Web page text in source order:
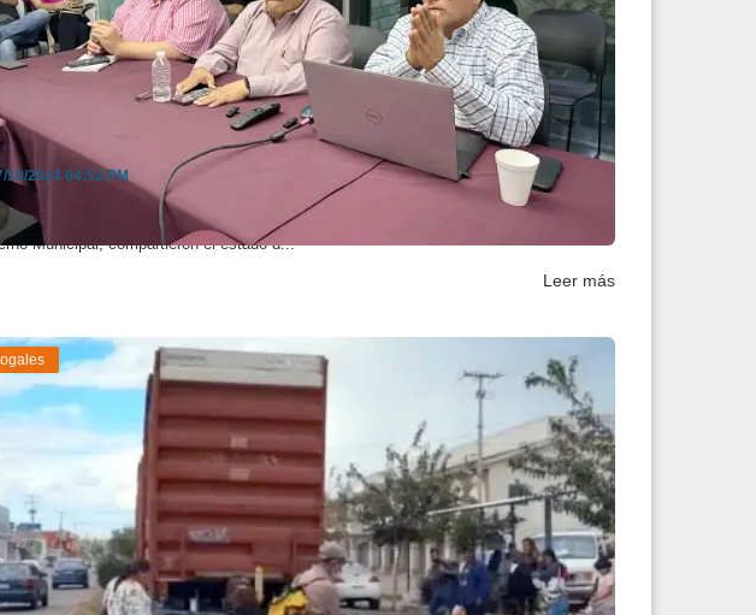
datos importantes en reunión d...
2024 04:52 PM
sesión número 112 de la Mesa del Agua e Infraestructura Social, autoridades del
Municipal, compartieron el estado d...
Leer más